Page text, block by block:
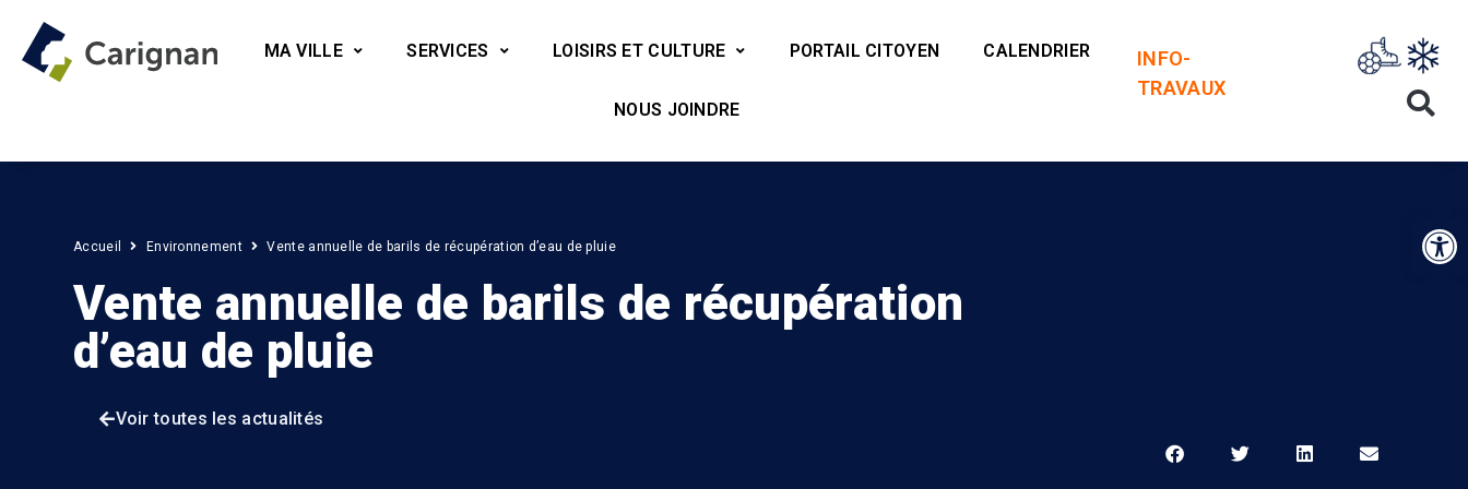
MA VILLE SERVICES LOISIRS ET CULTURE PORTAIL CITOYEN CALENDRIER
NOUS JOINDRE
INFO-
TRAVAUX
Accueil Environnement Vente annuelle de barils de récupération d’eau de pluie
Vente annuelle de barils de récupération
d’eau de pluie
Voir toutes les actualités